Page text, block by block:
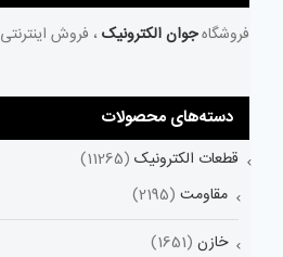
فروشگاهجوان الکترونیک ، فروش اینترنتی
دسته‌های محصولات
قطعات الکترونیک (11265)
مقاومت (2195)
خازن (1651)